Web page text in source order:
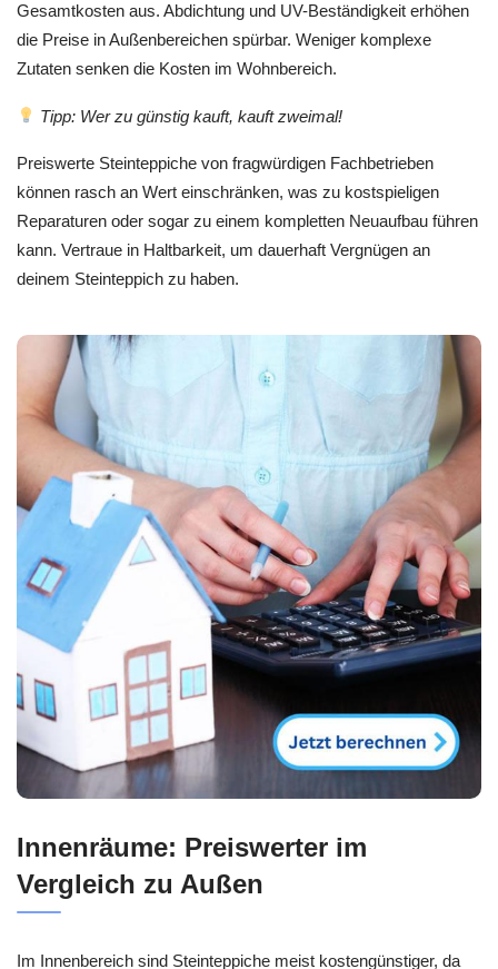
Gesamtkosten aus. Abdichtung und UV-Beständigkeit erhöhen
die Preise in Außenbereichen spürbar. Weniger komplexe
Zutaten senken die Kosten im Wohnbereich.
Tipp: Wer zu günstig kauft, kauft zweimal!
Preiswerte Steinteppiche von fragwürdigen Fachbetrieben
können rasch an Wert einschränken, was zu kostspieligen
Reparaturen oder sogar zu einem kompletten Neuaufbau führen
kann. Vertraue in Haltbarkeit, um dauerhaft Vergnügen an
deinem Steinteppich zu haben.
Innenräume: Preiswerter im
Vergleich zu Außen
Im Innenbereich sind Steinteppiche meist kostengünstiger, da